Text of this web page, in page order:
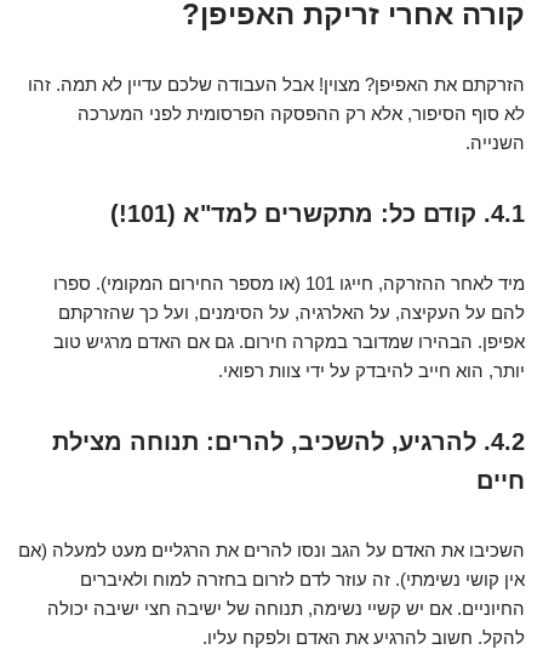
קורה אחרי זריקת האפיפן?
הזרקתם את האפיפן? מצוין! אבל העבודה שלכם עדיין לא תמה. זהו
לא סוף הסיפור, אלא רק ההפסקה הפרסומית לפני המערכה
השנייה.
4.1. קודם כל: מתקשרים למד"א (101!)
מיד לאחר ההזרקה, חייגו 101 (או מספר החירום המקומי). ספרו
להם על העקיצה, על האלרגיה, על הסימנים, ועל כך שהזרקתם
אפיפן. הבהירו שמדובר במקרה חירום. גם אם האדם מרגיש טוב
יותר, הוא חייב להיבדק על ידי צוות רפואי.
4.2. להרגיע, להשכיב, להרים: תנוחה מצילת
חיים
השכיבו את האדם על הגב ונסו להרים את הרגליים מעט למעלה (אם
אין קושי נשימתי). זה עוזר לדם לזרום בחזרה למוח ולאיברים
החיוניים. אם יש קשיי נשימה, תנוחה של ישיבה חצי ישיבה יכולה
להקל. חשוב להרגיע את האדם ולפקח עליו.